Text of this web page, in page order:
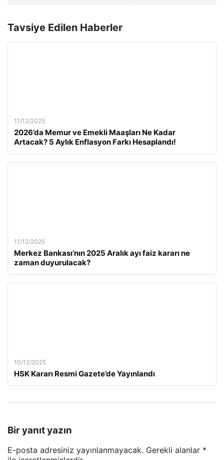
Tavsiye Edilen Haberler
11/12/2025
2026’da Memur ve Emekli Maaşları Ne Kadar
Artacak? 5 Aylık Enflasyon Farkı Hesaplandı!
11/12/2025
Merkez Bankası’nın 2025 Aralık ayı faiz kararı ne
zaman duyurulacak?
10/12/2025
HSK Kararı Resmi Gazete’de Yayınlandı
Bir yanıt yazın
E-posta adresiniz yayınlanmayacak. Gerekli alanlar *